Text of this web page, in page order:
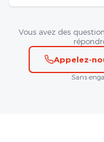
Vous avez des
Appelez-
Sans